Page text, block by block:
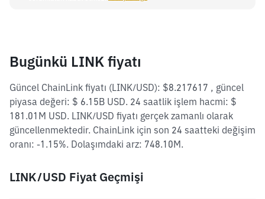
Bugünkü LINK fiyatı
Güncel ChainLink fiyatı (LINK/USD): $8.217617 , güncel
piyasa değeri: $ 6.15B USD. 24 saatlik işlem hacmi: $
181.01M USD. LINK/USD fiyatı gerçek zamanlı olarak
güncellenmektedir. ChainLink için son 24 saatteki değişim
oranı: -1.15%. Dolaşımdaki arz: 748.10M.
LINK/USD Fiyat Geçmişi